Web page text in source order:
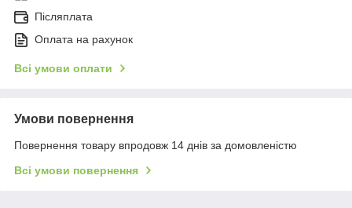
Післяплата
Оплата на рахунок
Всі умови оплати
Умови повернення
Повернення товару впродовж 14 днів за домовленістю
Всі умови повернення